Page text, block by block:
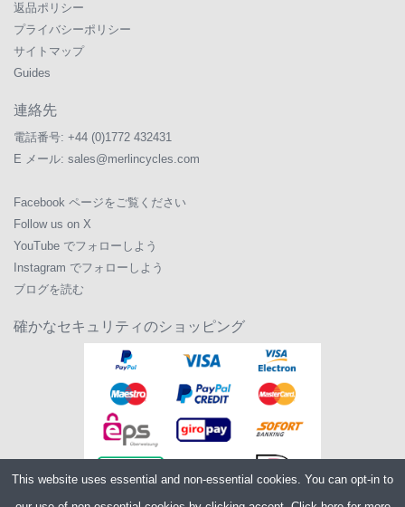
返品ポリシー
プライバシーポリシー
サイトマップ
Guides
連絡先
電話番号: +44 (0)1772 432431
E メール: sales@merlincycles.com
Facebook ページをご覧ください
Follow us on X
YouTube でフォローしよう
Instagram でフォローしよう
ブログを読む
確かなセキュリティのショッピング
This website uses essential and non-essential cookies. You can opt-in to